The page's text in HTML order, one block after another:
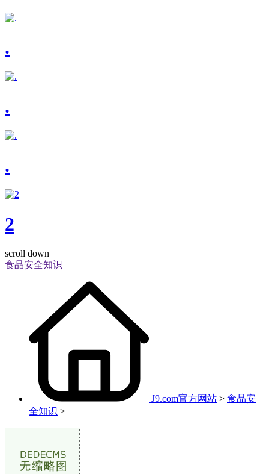
.
.
.
2
scroll down
食品安全知识
J9.com官方网站 > 食品安
全知识 >